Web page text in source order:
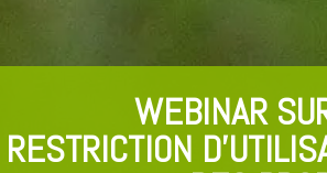
WEBINAR
RESTRICTION